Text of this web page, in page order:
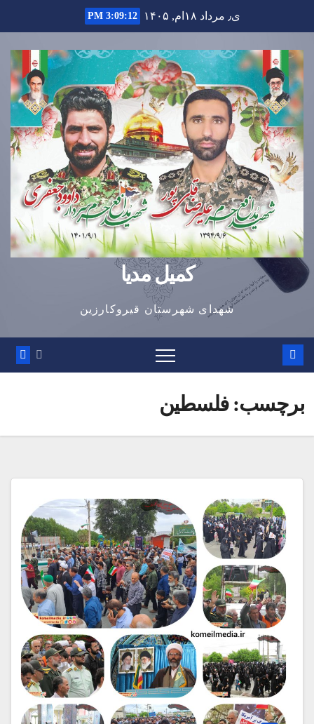
to
content
ی٫ مرداد ۱۸ام, ۱۴۰۵ 3:09:12 PM
کمیل مدیا
شهدای شهرستان قیروکارزین
برچسب:فلسطین